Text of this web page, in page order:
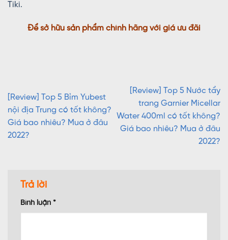
Tiki.
Để sở hữu sản phẩm chính hãng với giá ưu đãi
[Review] Top 5 Bỉm Yubest
nội địa Trung có tốt không?
Giá bao nhiêu? Mua ở đâu
2022?
[Review] Top 5 Nước tẩy
trang Garnier Micellar
Water 400ml có tốt không?
Giá bao nhiêu? Mua ở đâu
2022?
Trả lời
Bình luận *